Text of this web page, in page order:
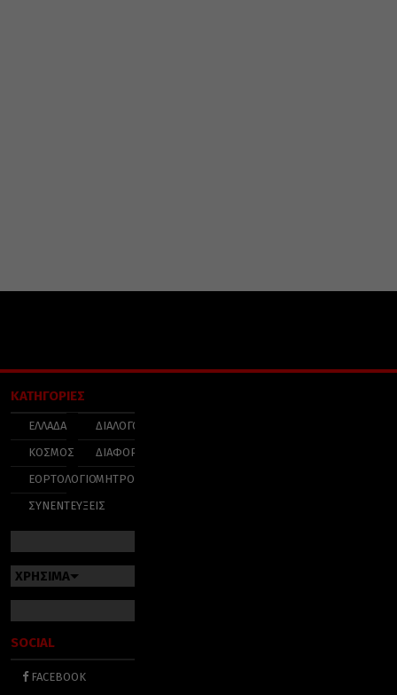
ΚΑΤΗΓΟΡΙΕΣ
ΕΛΛΑΔΑ
ΚΟΣΜΟΣ
ΕΟΡΤΟΛΟΓΙΟ
ΣΥΝΕΝΤΕΥΞΕΙΣ
ΔΙΑΛΟΓΟΣ
ΔΙΑΦΟΡΑ
ΜΗΤΡΟΠΟΛΕΙΣ
ΧΡΗΣΙΜΑ
SOCIAL
FACEBOOK